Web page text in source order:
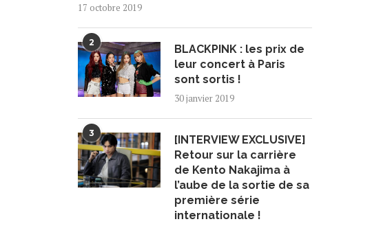
17 octobre 2019
2
BLACKPINK : les prix de
leur concert à Paris
sont sortis !
30 janvier 2019
3
[INTERVIEW EXCLUSIVE]
Retour sur la carrière
de Kento Nakajima à
l’aube de la sortie de sa
première série
internationale !